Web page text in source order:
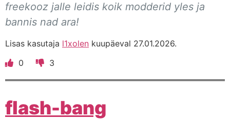
freekooz jalle leidis koik modderid yles ja
bannis nad ara!
Lisas kasutaja l1xolen kuupäeval 27.01.2026.
0
3
flash-bang